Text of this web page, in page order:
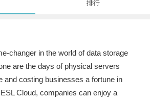
排行
changer in the world of data storage
are the days of physical servers
and costing businesses a fortune in
Cloud, companies can enjoy a